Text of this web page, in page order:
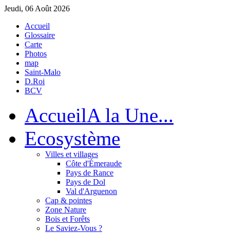
Jeudi, 06 Août 2026
Accueil
Glossaire
Carte
Photos
map
Saint-Malo
D.Roi
BCV
AccueilA la Une...
Ecosystème
Villes et villages
Côte d'Émeraude
Pays de Rance
Pays de Dol
Val d'Arguenon
Cap & pointes
Zone Nature
Bois et Forêts
Le Saviez-Vous ?